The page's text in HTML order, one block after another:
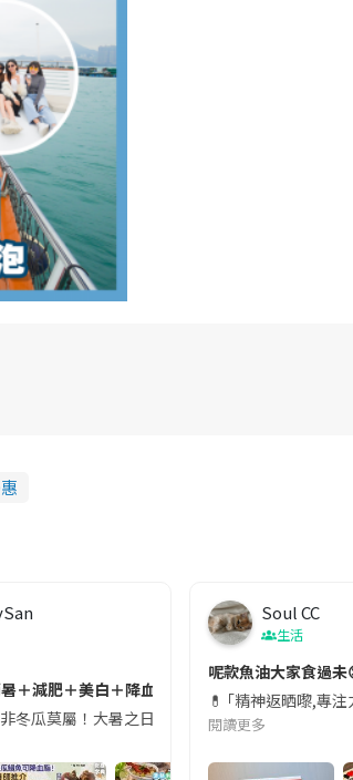
李中的行動電源。一名旅客日前在機場安檢
＋減肥＋美白＋降血脂
冬瓜莫屬！大暑之日，點都要飲碗冬瓜湯消暑
Soul CC
生活
呢款魚油大家食過未
💊 ｢精神返晒嚟,專
閱讀更多